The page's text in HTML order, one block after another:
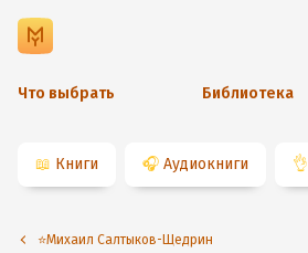
Что выбрать Библиотека
📖 Книги 🎧 Аудиокниги 👌
⭐️Михаил Салтыков-Щедрин